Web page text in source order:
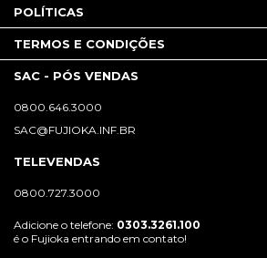
POLÍTICAS
TERMOS E CONDIÇÕES
SAC - PÓS VENDAS
0800.646.3000
SAC@FUJIOKA.INF.BR
TELEVENDAS
0800.727.3000
Adicione o telefone: 0303.3261.100
é o Fujioka entrando em contato!